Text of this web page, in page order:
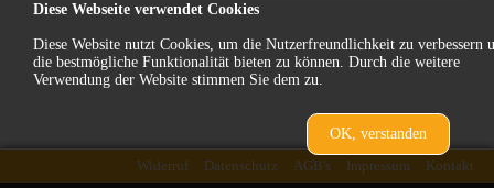
zurück
Kontakt
Impressum
AGB's
Datenschutz
Widerruf
Diese Webseite verwendet Cookies
Diese Website nutzt Cookies, um die Nutzerfreundlichkeit zu verbessern
die bestmögliche Funktionalität bieten zu können. Durch die weitere
Verwendung der Website stimmen Sie dem zu.
OK, verstanden